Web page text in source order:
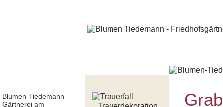
Blumen-Tiedemann
Gärtnerei am